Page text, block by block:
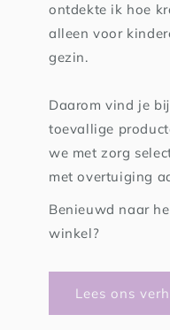
ontdekte ik hoe
alleen voor
gezin.
Daarom vind je
toevallige
we met zorg
met overtuiging
Benieuwd naar
winkel?
Lees ons